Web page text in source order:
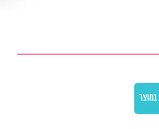
במוצר